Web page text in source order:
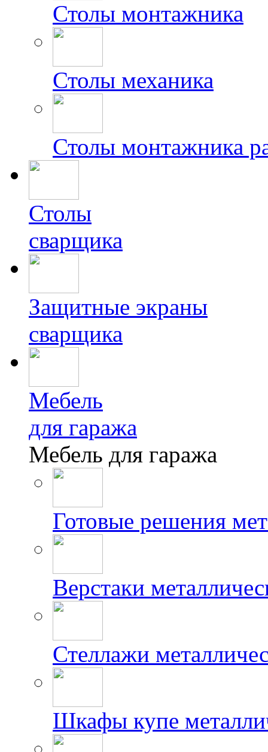
Столы монтажника
Столы механика
Столы монтажника
Столы
сварщика
Защитные экраны
сварщика
Мебель
для гаража
Мебель для гаража
Готовые решения
Верстаки
Стеллажи
Шкафы купе